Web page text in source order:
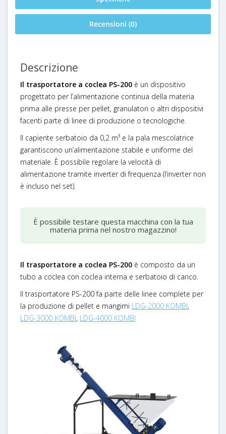
Recensioni (0)
Descrizione
Il trasportatore a coclea PS-200 è un dispositivo
progettato per l’alimentazione continua della materia
prima alle presse per pellet, granulatori o altri dispositivi
facenti parte di linee di produzione o tecnologiche.
Il capiente serbatoio da 0,2 m³ e la pala mescolatrice
garantiscono un’alimentazione stabile e uniforme del
materiale. È possibile regolare la velocità di
alimentazione tramite inverter di frequenza (l’inverter non
è incluso nel set).
È possibile testare questa macchina con la tua
materia prima nel nostro magazzino!
Il trasportatore a coclea PS-200 è composto da un
tubo a coclea con coclea interna e serbatoio di carico.
Il trasportatore PS-200 fa parte delle linee complete per
la produzione di pellet e mangimi LDG-2000 KOMBI,
LDG-3000 KOMBI, LDG-4000 KOMBI